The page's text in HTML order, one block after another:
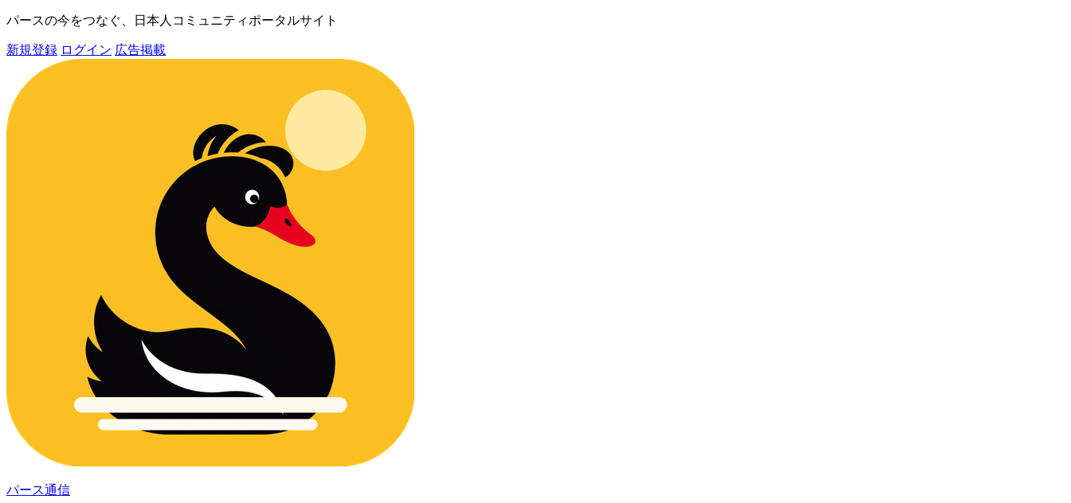
パースの今をつなぐ、日本人コミュニティポータルサイト
新規登録 ログイン 広告掲載
パース通信